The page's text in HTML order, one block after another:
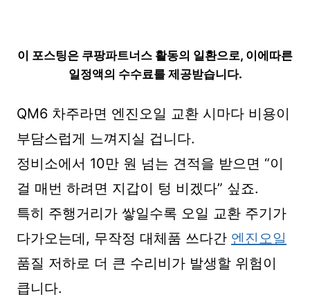
이 포스팅은 쿠팡파트너스 활동의 일환으로, 이에따른
일정액의 수수료를 제공받습니다.
QM6 차주라면 엔진오일 교환 시마다 비용이
부담스럽게 느껴지실 겁니다.
정비소에서 10만 원 넘는 견적을 받으면 “이
걸 매번 하려면 지갑이 텅 비겠다” 싶죠.
특히 주행거리가 쌓일수록 오일 교환 주기가
다가오는데, 무작정 대체품 쓰다간 엔진오일
품질 저하로 더 큰 수리비가 발생할 위험이
큽니다.